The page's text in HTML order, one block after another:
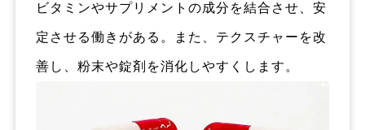
ビタミンやサプリメントの成分を結合させ、安
定させる働きがある。また、テクスチャーを改
善し、粉末や錠剤を消化しやすくします。